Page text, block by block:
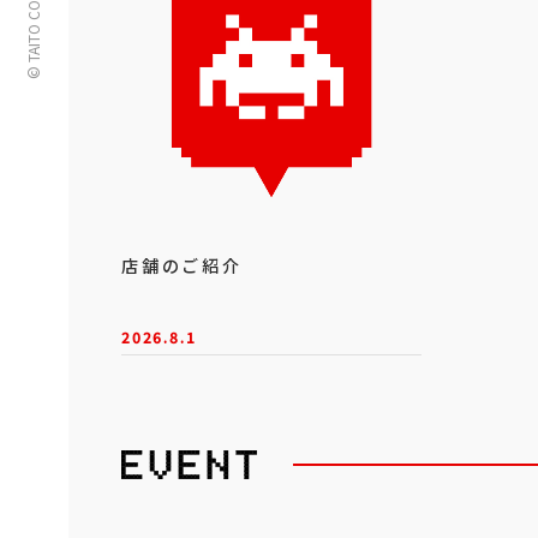
店舗のご紹介
2026.8.1